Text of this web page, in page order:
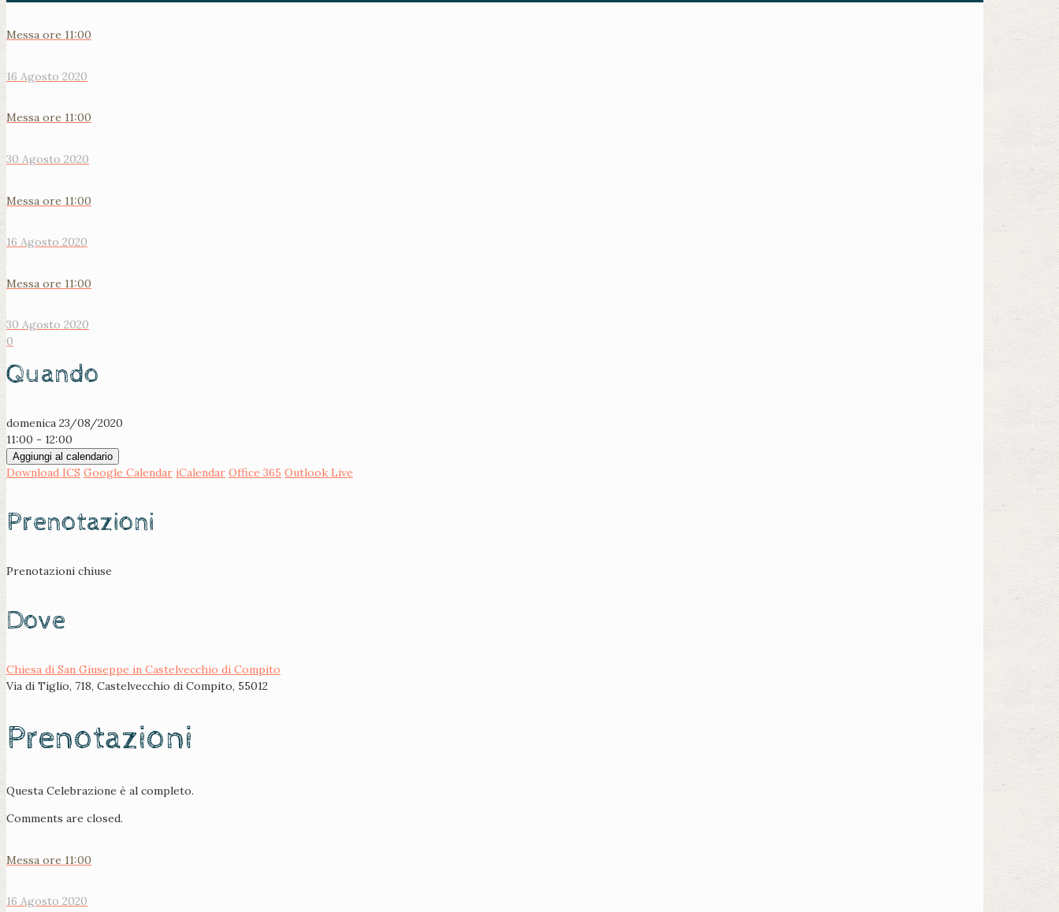
Messa ore 11:00
16 Agosto 2020
Messa ore 11:00
30 Agosto 2020
Messa ore 11:00
16 Agosto 2020
Messa ore 11:00
30 Agosto 2020
0
Quando
domenica 23/08/2020
11:00 - 12:00
Aggiungi al calendario
Download ICS Google Calendar iCalendar Office 365 Outlook Live
Prenotazioni
Prenotazioni chiuse
Dove
Chiesa di San Giuseppe in Castelvecchio di Compito
Via di Tiglio, 718, Castelvecchio di Compito, 55012
Prenotazioni
Questa Celebrazione è al completo.
Comments are closed.
Messa ore 11:00
16 Agosto 2020